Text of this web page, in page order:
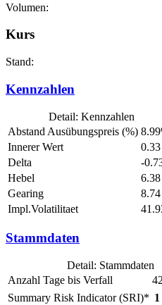
Volumen:
Kurs
Stand:
Kennzahlen
Detail: Kennzahlen
Abstand Ausübungspreis (%)
Innerer Wert
0.33
Delta
-
Hebel
6.38
Gearing
8.74
Impl.Volatilitaet
Stammdaten
Detail: Stammdaten
Anzahl Tage bis Verfall
42
Summary Risk Indicator (SRI)* 1